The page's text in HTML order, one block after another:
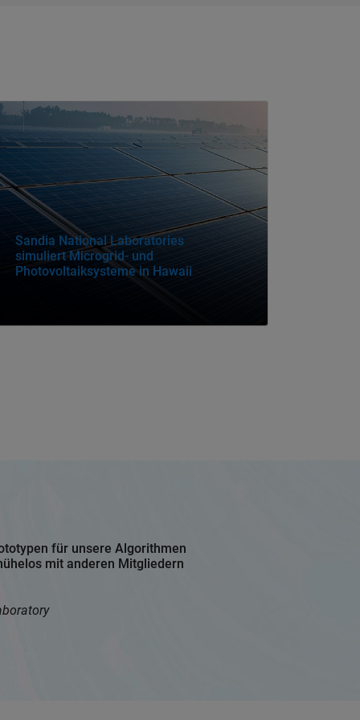
im Panel
Sandia National Laboratories
simuliert Microgrid- und
Photovoltaiksysteme in Hawaii
für unsere Algorithmen
mit anderen Mitgliedern